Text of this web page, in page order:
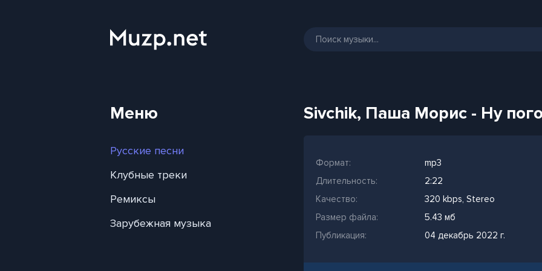
Меню
Русские песни
Клубные треки
Ремиксы
Зарубежная музыка
Sivchik, Паша Морис - Ну
Формат:
mp3
Длительность:
2:22
Качество:
320 kbps, Stereo
Размер файла:
5.43 мб
Публикация:
04 декабрь 2022 г.